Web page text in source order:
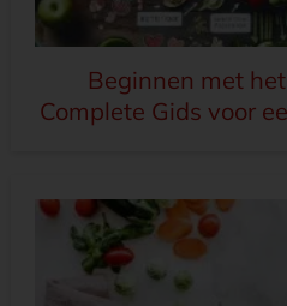
Beginnen met
Complete Gids voor